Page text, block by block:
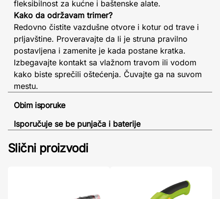
fleksibilnost za kućne i baštenske alate.
Kako da održavam trimer?
Redovno čistite vazdušne otvore i kotur od trave i
prljavštine. Proveravajte da li je struna pravilno
postavljena i zamenite je kada postane kratka.
Izbegavajte kontakt sa vlažnom travom ili vodom
kako biste sprečili oštećenja. Čuvajte ga na suvom
mestu.
Obim isporuke
Isporučuje se be punjača i baterije
Slični proizvodi